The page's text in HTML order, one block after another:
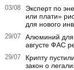
03/08
Эксперт по
или плати»
для нового
29/07
Алюминий для
августе ФАС
29/07
Крипту
закон о